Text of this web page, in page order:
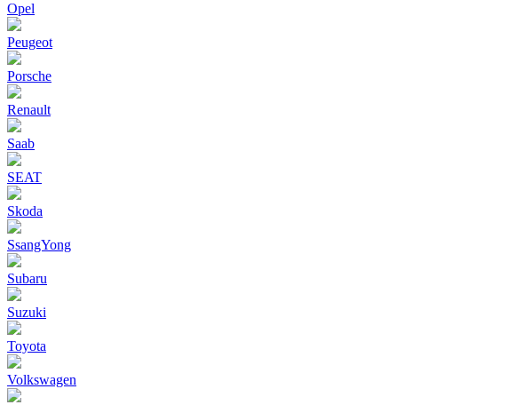
Opel
Peugeot
Porsche
Renault
Saab
SEAT
Skoda
SsangYong
Subaru
Suzuki
Toyota
Volkswagen